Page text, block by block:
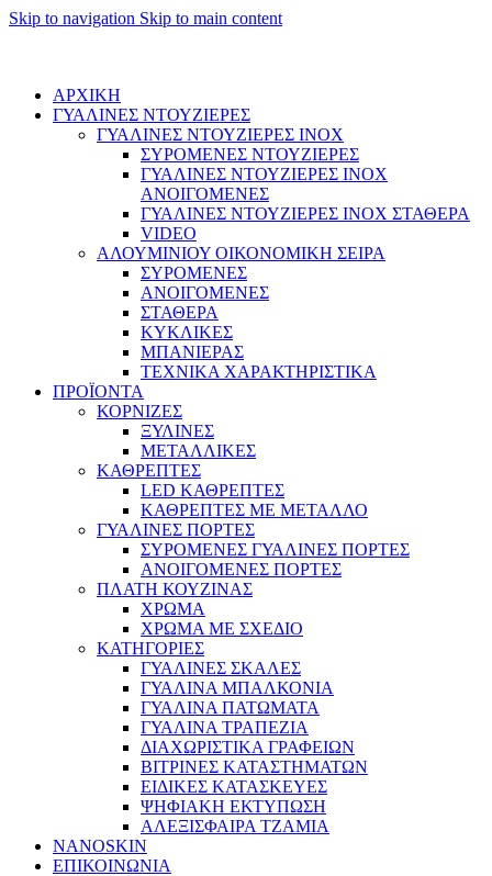
Skip to navigation Skip to main content
ΑΡΧΙΚΗ
ΓΥΑΛΙΝΕΣ ΝΤΟΥΖΙΕΡΕΣ
ΓΥΑΛΙΝΕΣ ΝΤΟΥΖΙΕΡΕΣ INOX
ΣΥΡΟΜΕΝΕΣ ΝΤΟΥΖΙΕΡΕΣ
ΓΥΑΛΙΝΕΣ ΝΤΟΥΖΙΕΡΕΣ INOX
ΑΝΟΙΓΟΜΕΝΕΣ
ΓΥΑΛΙΝΕΣ ΝΤΟΥΖΙΕΡΕΣ INOX ΣΤΑΘΕΡΑ
VIDEO
ΑΛΟΥΜΙΝΙΟΥ ΟΙΚΟΝΟΜΙΚΗ ΣΕΙΡΑ
ΣΥΡΟΜΕΝΕΣ
ΑΝΟΙΓΟΜΕΝΕΣ
ΣΤΑΘΕΡΑ
ΚΥΚΛΙΚΕΣ
ΜΠΑΝΙΕΡΑΣ
ΤΕΧΝΙΚΑ ΧΑΡΑΚΤΗΡΙΣΤΙΚΑ
ΠΡΟΪΟΝΤΑ
ΚΟΡΝΙΖΕΣ
ΞΥΛΙΝΕΣ
ΜΕΤΑΛΛΙΚΕΣ
ΚΑΘΡΕΠΤΕΣ
LED ΚΑΘΡΕΠΤΕΣ
ΚΑΘΡΕΠΤΕΣ ΜΕ ΜΕΤΑΛΛΟ
ΓΥΑΛΙΝΕΣ ΠΟΡΤΕΣ
ΣΥΡΟΜΕΝΕΣ ΓΥΑΛΙΝΕΣ ΠΟΡΤΕΣ
ΑΝΟΙΓΟΜΕΝΕΣ ΠΟΡΤΕΣ
ΠΛΑΤΗ ΚΟΥΖΙΝΑΣ
ΧΡΩΜΑ
ΧΡΩΜΑ ΜΕ ΣΧΕΔΙΟ
ΚΑΤΗΓΟΡΙΕΣ
ΓΥΑΛΙΝΕΣ ΣΚΑΛΕΣ
ΓΥΑΛΙΝΑ ΜΠΑΛΚΟΝΙΑ
ΓΥΑΛΙΝΑ ΠΑΤΩΜΑΤΑ
ΓΥΑΛΙΝΑ ΤΡΑΠΕΖΙΑ
ΔΙΑΧΩΡΙΣΤΙΚΑ ΓΡΑΦΕΙΩΝ
ΒΙΤΡΙΝΕΣ ΚΑΤΑΣΤΗΜΑΤΩΝ
ΕΙΔΙΚΕΣ ΚΑΤΑΣΚΕΥΕΣ
ΨΗΦΙΑΚΗ ΕΚΤΥΠΩΣΗ
ΑΛΕΞΙΣΦΑΙΡΑ ΤΖΑΜΙΑ
NANOSKIN
ΕΠΙΚΟΙΝΩΝΙΑ